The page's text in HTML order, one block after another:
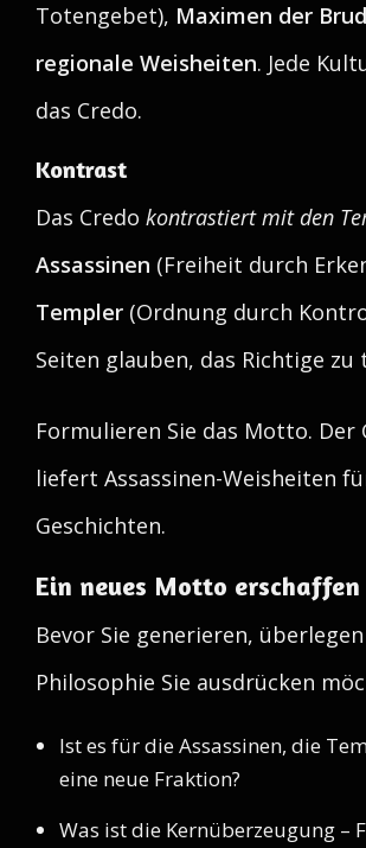
Totengebet), Maximen der
regionale Weisheiten. Jede
das Credo.
Kontrast
Das Credo kontrastiert mit den
Assassinen (Freiheit durch
Templer (Ordnung durch
Seiten glauben, das Richtige zu
Formulieren Sie das Motto. Der
liefert Assassinen-Weisheiten
Geschichten.
Ein neues Motto erschaffen
Bevor Sie generieren,
Philosophie Sie ausdrücken
Ist es für die Assassinen, die
eine neue Fraktion?
Was ist die Kernüberzeugung –